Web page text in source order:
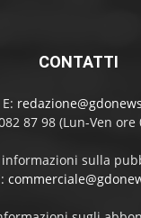
CONTATTI
E:
87 98 (Lun-Ven ore
informazioni sulla